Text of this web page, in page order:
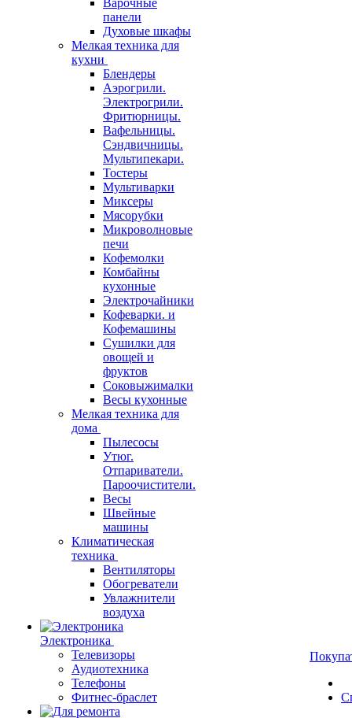
Варочные
панели
Духовые шкафы
Мелкая техника для
кухни
Блендеры
Аэрогрили.
Электрогрили.
Фритюрницы.
Вафельницы.
Сэндвичницы.
Мультипекари.
Тостеры
Мультиварки
Миксеры
Мясорубки
Микроволновые
печи
Кофемолки
Комбайны
кухонные
Электрочайники
Кофеварки. и
Кофемашины
Сушилки для
овощей и
фруктов
Соковыжималки
Весы кухонные
Мелкая техника для
дома
Пылесосы
Утюг.
Отпариватели.
Пароочистители.
Весы
Швейные
машины
Климатическая
техника
Вентиляторы
Обогреватели
Увлажнители
воздуха
Электроника
Телевизоры
Аудиотехника
Телефоны
Фитнес-браслет